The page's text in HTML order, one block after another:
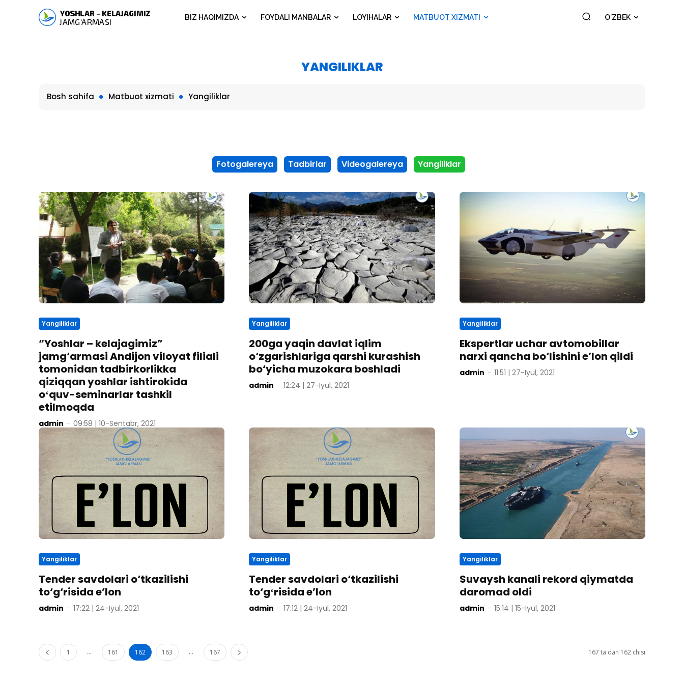
BIZ HAQIMIZDA FOYDALI MANBALAR LOYIHALAR MATBUOT XIZMATI OʻZBEK
YANGILIKLAR
Bosh sahifa Matbuot xizmati Yangiliklar
Fotogalereya Tadbirlar Videogalereya Yangiliklar
Yangiliklar
“Yoshlar – kelajagimiz”
jamg‘armasi Andijon viloyat filiali
tomonidan tadbirkorlikka
qiziqqan yoshlar ishtirokida
oʻquv-seminarlar tashkil
etilmoqda
admin - 09:58 | 10-Sentabr, 2021
Yangiliklar
200ga yaqin davlat iqlim
o‘zgarishlariga qarshi kurashish
bo‘yicha muzokara boshladi
admin - 12:24 | 27-Iyul, 2021
Yangiliklar
Ekspertlar uchar avtomobillar
narxi qancha bo‘lishini e’lon qildi
admin - 11:51 | 27-Iyul, 2021
Yangiliklar
Tender savdolari o‘tkazilishi
to‘g‘risida e’lon
admin - 17:22 | 24-Iyul, 2021
Yangiliklar
Tender savdolari o‘tkazilishi
to‘gʻrisida e’lon
admin - 17:12 | 24-Iyul, 2021
Yangiliklar
Suvaysh kanali rekord qiymatda
daromad oldi
admin - 15:14 | 15-Iyul, 2021
1 ... 161 162 163 ... 167 167 ta dan 162 chisi